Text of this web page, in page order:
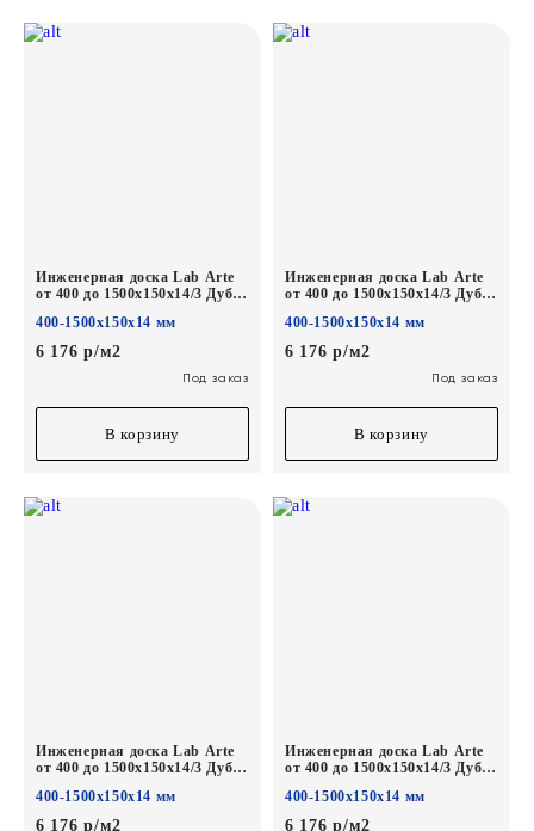
Инженерная доска Lab Arte
от 400 до 1500х150х14/3 Дуб
400-1500х150х14 мм
6 176 р/м2
Под заказ
В корзину
Инженерная доска Lab Arte
от 400 до 1500х150х14/3 Дуб
400-1500х150х14 мм
6 176 р/м2
Под заказ
В корзину
Инженерная доска Lab Arte
от 400 до 1500х150х14/3 Дуб
400-1500х150х14 мм
6 176 р/м2
Инженерная доска Lab Arte
от 400 до 1500х150х14/3 Дуб
400-1500х150х14 мм
6 176 р/м2